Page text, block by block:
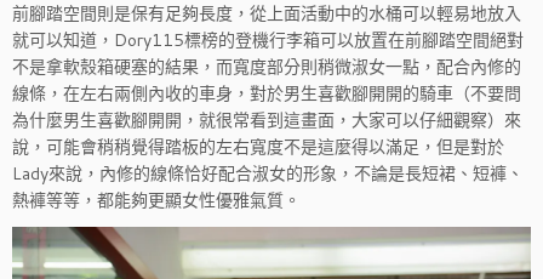
前腳踏空間則是保有足夠長度，從上面活動中的水桶可以輕易地放入
就可以知道，Dory115標榜的登機行李箱可以放置在前腳踏空間絕對
不是拿軟殼箱硬塞的結果，而寬度部分則稍微淑女一點，配合內修的
線條，在左右兩側內收的車身，對於男生喜歡腳開開的騎車（不要問
為什麼男生喜歡腳開開，就很常看到這畫面，大家可以仔細觀察）來
說，可能會稍稍覺得踏板的左右寬度不是這麼得以滿足，但是對於
Lady來說，內修的線條恰好配合淑女的形象，不論是長短裙、短褲、
熱褲等等，都能夠更顯女性優雅氣質。